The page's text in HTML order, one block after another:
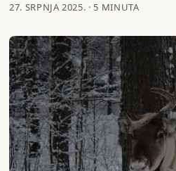
27. SRPNJA 2025. · 5 MINUTA